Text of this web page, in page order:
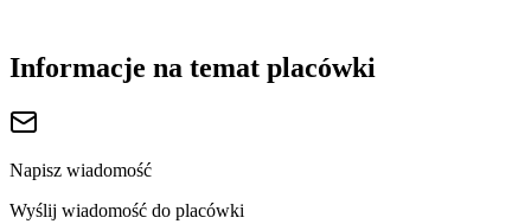
Informacje na temat placówki
Napisz wiadomość
Wyślij wiadomość do placówki